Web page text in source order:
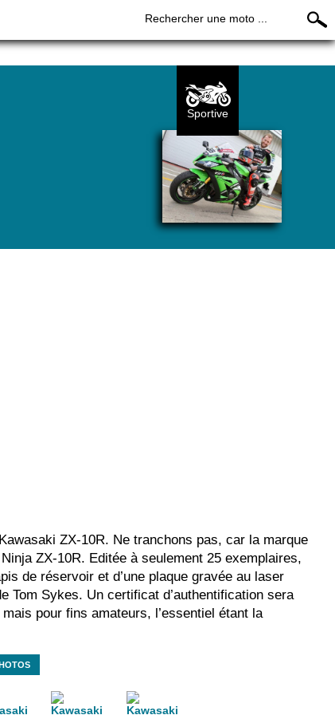
Rechercher une moto ...
Sportive
ZX-10R. Ne tranchons pas, car la marque
ZX-10R. Editée à seulement 25 exemplaires,
de réservoir et d’une plaque gravée au laser
Tom Sykes. Un certificat d’authentification sera
pour fins amateurs, l’essentiel étant la